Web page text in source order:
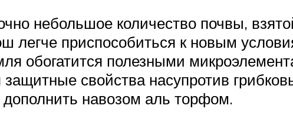
небольшое количество почвы,
легче приспособиться к новым
обогатится полезными
свойства насупротив
навозом аль торфом.